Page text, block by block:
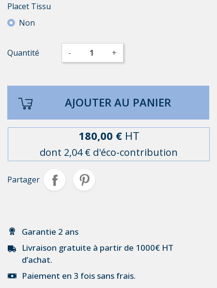
Placet Tissu
Non
Quantité - +
AJOUTER AU PANIER
180,00 € HT
dont 2,04 € d'éco-contribution
Partager
Garantie 2 ans
Livraison gratuite à partir de 1000€ HT
d’achat.
Paiement en 3 fois sans frais.